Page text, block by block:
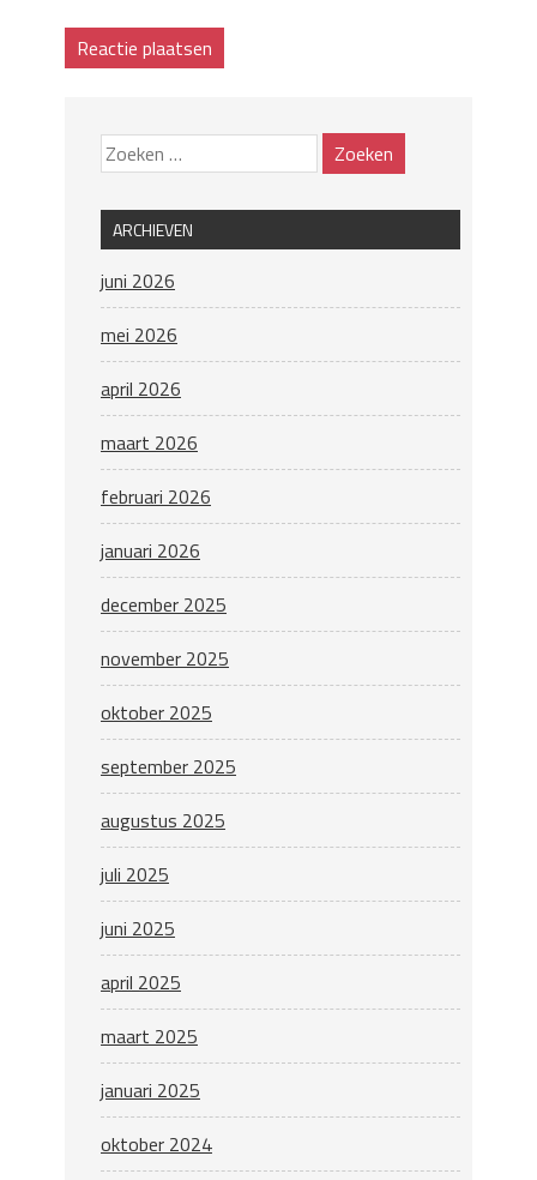
ARCHIEVEN
juni 2026
mei 2026
april 2026
maart 2026
februari 2026
januari 2026
december 2025
november 2025
oktober 2025
september 2025
augustus 2025
juli 2025
juni 2025
april 2025
maart 2025
januari 2025
oktober 2024